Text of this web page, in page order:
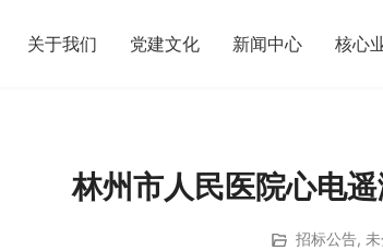
关于我们 党建文化 新闻中心 核心
林州市人民医院心电
招标公告,